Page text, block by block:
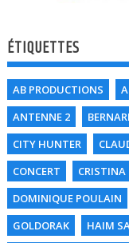
ÉTIQUETTES
AB PRODUCTIONS
ANTENNE 2
CITY HUNTER
CONCERT
DOMINIQUE POULAIN
GOLDORAK
HAIM